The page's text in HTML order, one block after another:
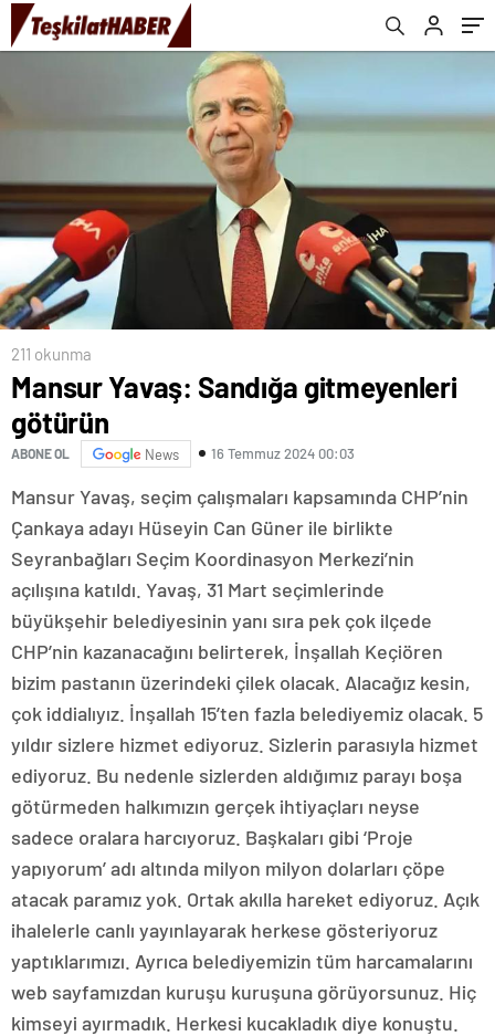
211 okunma
Mansur Yavaş: Sandığa gitmeyenleri
götürün
ABONE OL News 16 Temmuz 2024 00:03
Mansur Yavaş, seçim çalışmaları kapsamında CHP’nin
Çankaya adayı Hüseyin Can Güner ile birlikte
Seyranbağları Seçim Koordinasyon Merkezi’nin
açılışına katıldı. Yavaş, 31 Mart seçimlerinde
büyükşehir belediyesinin yanı sıra pek çok ilçede
CHP’nin kazanacağını belirterek, İnşallah Keçiören
bizim pastanın üzerindeki çilek olacak. Alacağız kesin,
çok iddialıyız. İnşallah 15’ten fazla belediyemiz olacak. 5
yıldır sizlere hizmet ediyoruz. Sizlerin parasıyla hizmet
ediyoruz. Bu nedenle sizlerden aldığımız parayı boşa
götürmeden halkımızın gerçek ihtiyaçları neyse
sadece oralara harcıyoruz. Başkaları gibi ‘Proje
yapıyorum’ adı altında milyon milyon dolarları çöpe
atacak paramız yok. Ortak akılla hareket ediyoruz. Açık
ihalelerle canlı yayınlayarak herkese gösteriyoruz
yaptıklarımızı. Ayrıca belediyemizin tüm harcamalarını
web sayfamızdan kuruşu kuruşuna görüyorsunuz. Hiç
kimseyi ayırmadık. Herkesi kucakladık diye konuştu.